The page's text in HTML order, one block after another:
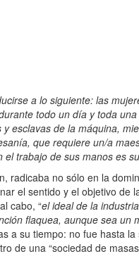
a lo siguiente: las
todo un día y toda
y esclavas de la máquina,
que requiere un/a
trabajo de sus manos es
radicaba no sólo en la
el sentido y el objetivo
cabo, “el ideal de la
flaquea, aunque sea un
a su tiempo: no fue hasta
de una “sociedad de